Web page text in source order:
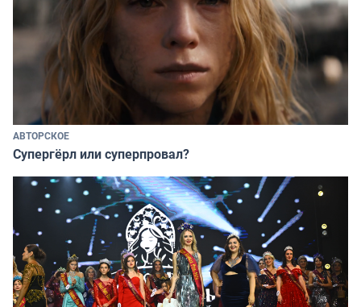
АВТОРСКОЕ
Супергёрл или суперпровал?